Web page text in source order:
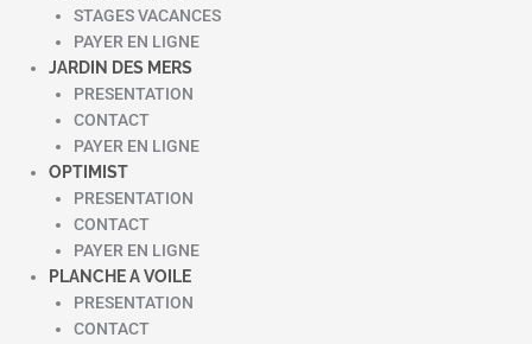
STAGES VACANCES
PAYER EN LIGNE
JARDIN DES MERS
PRESENTATION
CONTACT
PAYER EN LIGNE
OPTIMIST
PRESENTATION
CONTACT
PAYER EN LIGNE
PLANCHE A VOILE
PRESENTATION
CONTACT